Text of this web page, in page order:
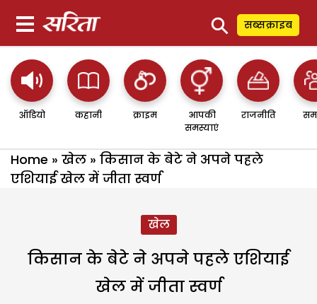
⚲ सब्सक्राइब
ऑडियो कहानी क्राइम
आपकी
समस्याएं
राजनीति
Home » खेल » किसान के बेटे ने अपने पहले
एशियाई खेल में जीता स्वर्ण
खेल
किसान के बेटे ने अपने पहले एशियाई
खेल में जीता स्वर्ण